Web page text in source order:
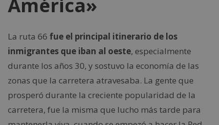
La ruta 66 fue el principal itinerario de los
inmigrantes que iban al oeste, especialmente
durante los años 30, y sostuvo la economía de las
zonas que la carretera atravesaba. La gente que
prosperó durante la creciente popularidad de la
carretera, fue la misma que lucho más tarde para